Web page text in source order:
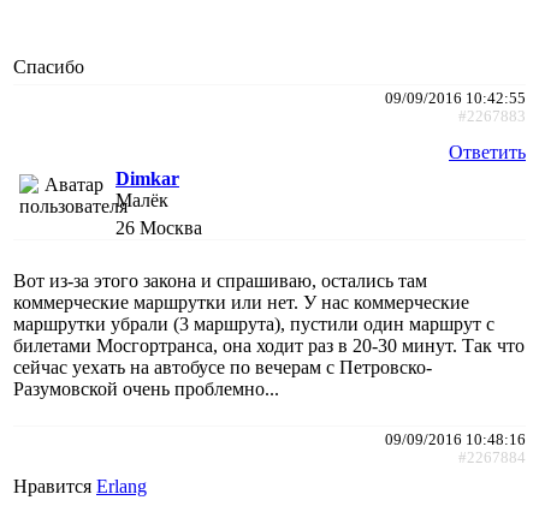
Спасибо
09/09/2016 10:42:55
#2267883
Ответить
Dimkar
Малёк
26 Москва
Вот из-за этого закона и спрашиваю, остались там
коммерческие маршрутки или нет. У нас коммерческие
маршрутки убрали (3 маршрута), пустили один маршрут с
билетами Мосгортранса, она ходит раз в 20-30 минут. Так что
сейчас уехать на автобусе по вечерам с Петровско-
Разумовской очень проблемно...
09/09/2016 10:48:16
#2267884
Нравится Erlang